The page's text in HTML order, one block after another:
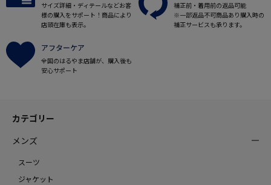
サイズ詳細・ディテールなどお客
様の購入をサポート！商品により
店頭在庫も表示。
補正前・着用前の返品可能
※一部返品不可商品あり購入時の
補正サービスも承ります。
アフターケア
全国のはるやま店舗が、購入後も
安心サポート
カテゴリー
メンズ
スーツ
ジャケット